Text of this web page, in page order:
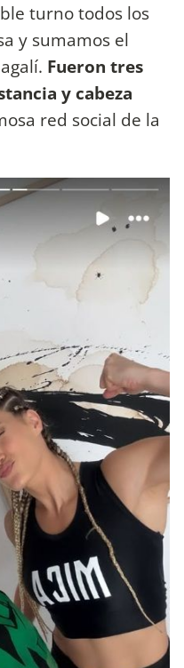
turno todos los
y sumamos el
Fueron tres
y cabeza
red social de la